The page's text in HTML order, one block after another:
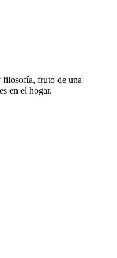
filosofía, fruto de una
en el hogar.